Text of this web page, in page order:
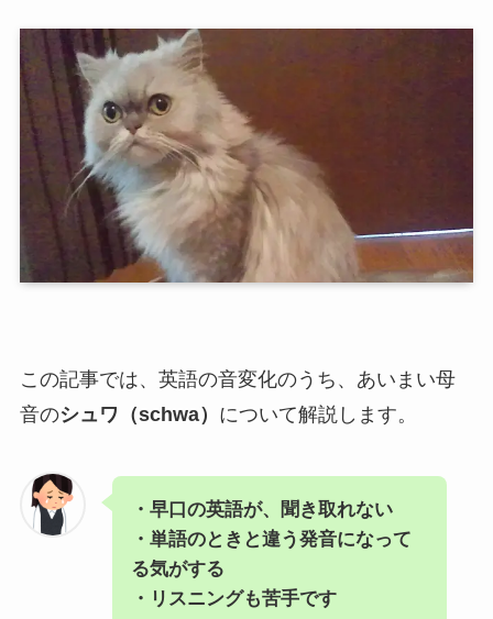
この記事では、英語の音変化のうち、あいまい母
音のシュワ（schwa） について解説します。
・早口の英語が、聞き取れない
・単語のときと違う発音になって
る気がする
・リスニングも苦手です